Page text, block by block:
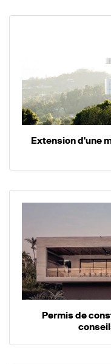
Extension d'une
Permis de